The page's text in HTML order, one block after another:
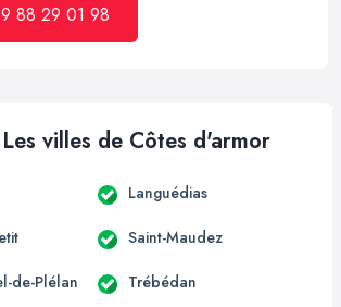
88 29 01 98
villes de Côtes d'armor
Languédias
Saint-Maudez
de-Plélan Trébédan